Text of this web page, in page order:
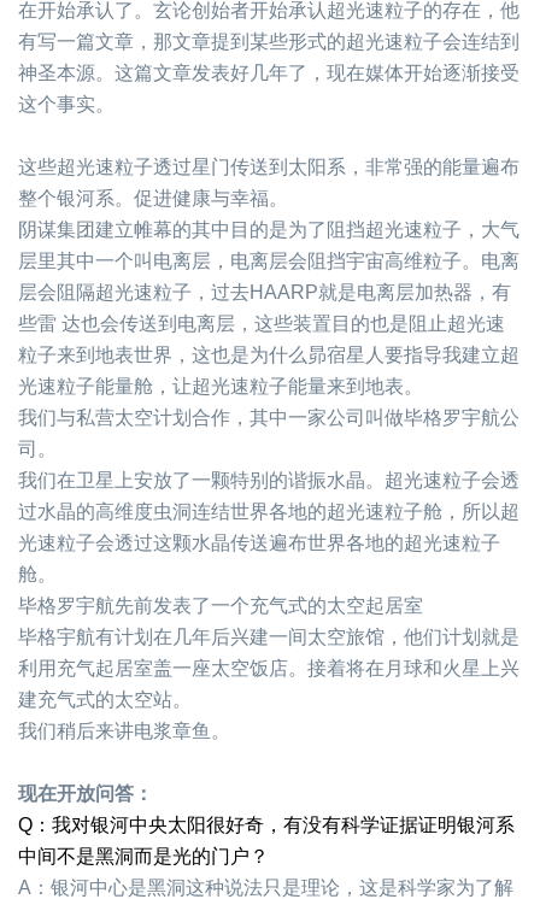
在开始承认了。玄论创始者开始承认超光速粒子的存在，他
有写一篇文章，那文章提到某些形式的超光速粒子会连结到
神圣本源。这篇文章发表好几年了，现在媒体开始逐渐接受
这个事实。
这些超光速粒子透过星门传送到太阳系，非常强的能量遍布
整个银河系。促进健康与幸福。
阴谋集团建立帷幕的其中目的是为了阻挡超光速粒子，大气
层里其中一个叫电离层，电离层会阻挡宇宙高维粒子。电离
层会阻隔超光速粒子，过去HAARP就是电离层加热器，有
些雷 达也会传送到电离层，这些装置目的也是阻止超光速
粒子来到地表世界，这也是为什么昴宿星人要指导我建立超
光速粒子能量舱，让超光速粒子能量来到地表。
我们与私营太空计划合作，其中一家公司叫做毕格罗宇航公
司。
我们在卫星上安放了一颗特别的谐振水晶。超光速粒子会透
过水晶的高维度虫洞连结世界各地的超光速粒子舱，所以超
光速粒子会透过这颗水晶传送遍布世界各地的超光速粒子
舱。
毕格罗宇航先前发表了一个充气式的太空起居室
毕格宇航有计划在几年后兴建一间太空旅馆，他们计划就是
利用充气起居室盖一座太空饭店。接着将在月球和火星上兴
建充气式的太空站。
我们稍后来讲电浆章鱼。
现在开放问答：
Q ：我对银河中央太阳很好奇，有没有科学证据证明银河系
中间不是黑洞而是光的门户？
A ：银河中心是黑洞这种说法只是理论，这是科学家为了解